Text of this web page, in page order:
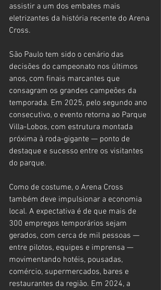
assistir a um dos embates mais
eletrizantes da história recente do Arena
Cross.
São Paulo tem sido o cenário das
decisões do campeonato nos últimos
anos, com finais marcantes que
consagram os grandes campeões da
temporada. Em 2025, pelo segundo ano
consecutivo, o evento retorna ao Parque
Villa-Lobos, com estrutura montada
próxima à roda-gigante — ponto de
destaque e sucesso entre os visitantes
do parque.
Como de costume, o Arena Cross
também deve impulsionar a economia
local. A expectativa é de que mais de
300 empregos temporários sejam
gerados, com cerca de mil pessoas —
entre pilotos, equipes e imprensa —
movimentando hotéis, pousadas,
comércio, supermercados, bares e
restaurantes da região. Em 2024, a